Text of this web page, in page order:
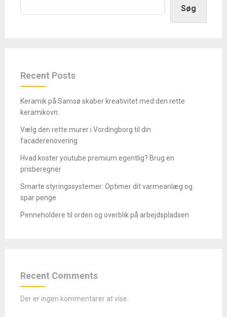
Søg
Recent Posts
Keramik på Samsø skaber kreativitet med den rette
keramikovn
Vælg den rette murer i Vordingborg til din
facaderenovering
Hvad koster youtube premium egentlig? Brug en
prisberegner
Smarte styringssystemer: Optimer dit varmeanlæg og
spar penge
Penneholdere til orden og overblik på arbejdspladsen
Recent Comments
Der er ingen kommentarer at vise.